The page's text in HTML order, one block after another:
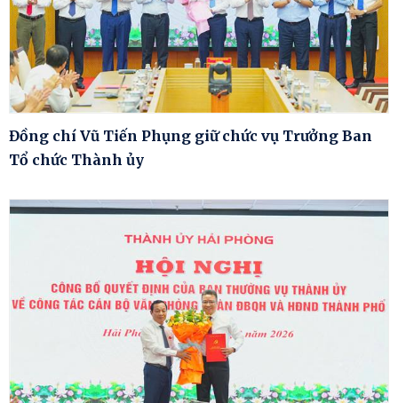
Đồng chí Vũ Tiến Phụng giữ chức vụ Trưởng Ban
Tổ chức Thành ủy